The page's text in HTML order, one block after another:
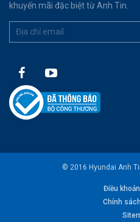
khuyến mãi đặc biệt từ Anh Tin.
© 2016 Hyundai Anh
Điều
Chính